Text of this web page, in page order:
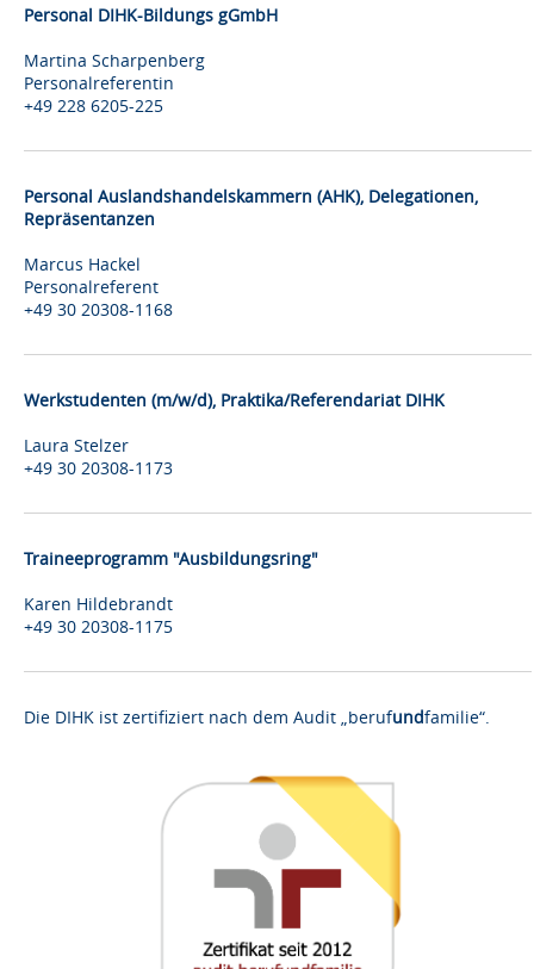
Personal DIHK-Bildungs gGmbH
Martina Scharpenberg
Personalreferentin
+49 228 6205-225
Personal Auslandshandelskammern (AHK), Delegationen,
Repräsentanzen
Marcus Hackel
Personalreferent
+49 30 20308-1168
Werkstudenten (m/w/d), Praktika/Referendariat DIHK
Laura Stelzer
+49 30 20308-1173
Traineeprogramm "Ausbildungsring"
Karen Hildebrandt
+49 30 20308-1175
Die DIHK ist zertifiziert nach dem Audit „berufundfamilie“.